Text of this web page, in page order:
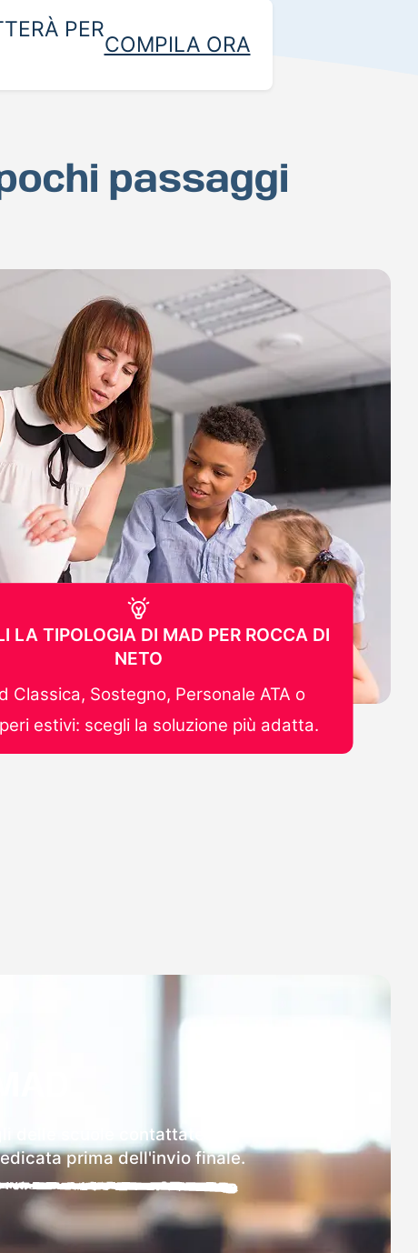
PER
COMPILA ORA
passaggi
LA TIPOLOGIA DI MAD PER ROCCA DI
NETO
Classica, Sostegno, Personale ATA o
estivi: scegli la soluzione più adatta.
delle scuole contattate.
prima dell'invio finale.